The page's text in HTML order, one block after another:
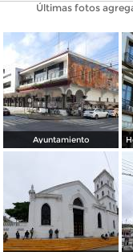
Últimas fotos
Ayuntamiento